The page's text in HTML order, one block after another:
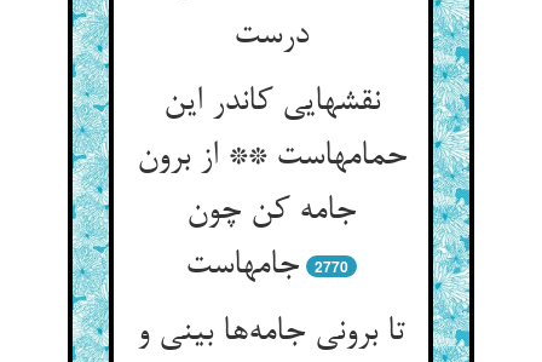
نقشهایی کاندر این
حمامهاست ** از برون
جامه کن چون
2770
تا برونی جامه‌‌ها بینی و